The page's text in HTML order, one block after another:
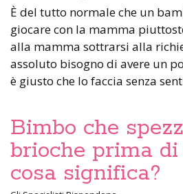
È del tutto normale che un
giocare con la mamma
alla mamma sottrarsi alla
assoluto bisogno di avere un
è giusto che lo faccia senza
Bimbo che
brioche prima
cosa significa?